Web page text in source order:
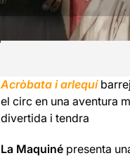
Acròbata i arlequí
el circ en una aventura
divertida i tendra
La Maquiné presenta